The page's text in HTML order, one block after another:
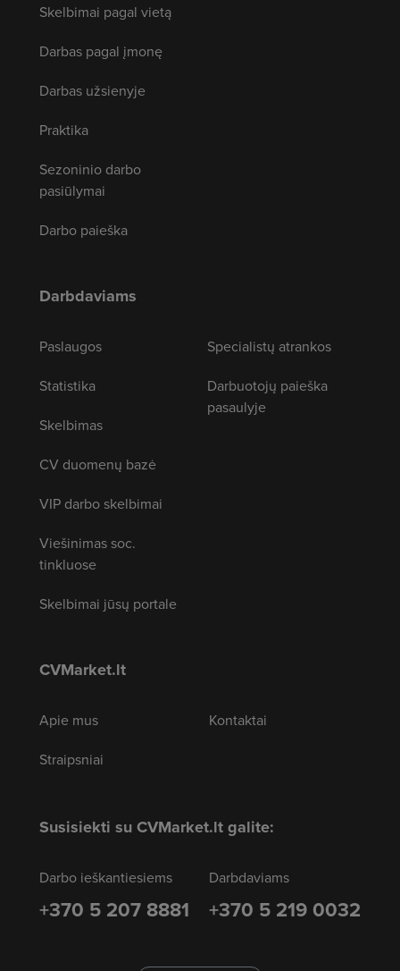
Skelbimai pagal vietą
Darbas pagal įmonę
Darbas užsienyje
Praktika
Sezoninio darbo
pasiūlymai
Darbo paieška
Darbdaviams
Paslaugos
Statistika
Skelbimas
CV duomenų bazė
VIP darbo skelbimai
Viešinimas soc.
tinkluose
Skelbimai jūsų portale
Specialistų atrankos
Darbuotojų paieška
pasaulyje
CVMarket.lt
Apie mus
Straipsniai
Kontaktai
Susisiekti su CVMarket.lt galite:
Darbo ieškantiesiems
+370 5 207 8881
Darbdaviams
+370 5 219 0032